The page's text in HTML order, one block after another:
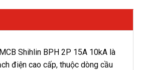
Shihlin BPH 2P 15A 10kA là
điện cao cấp, thuộc dòng cầu